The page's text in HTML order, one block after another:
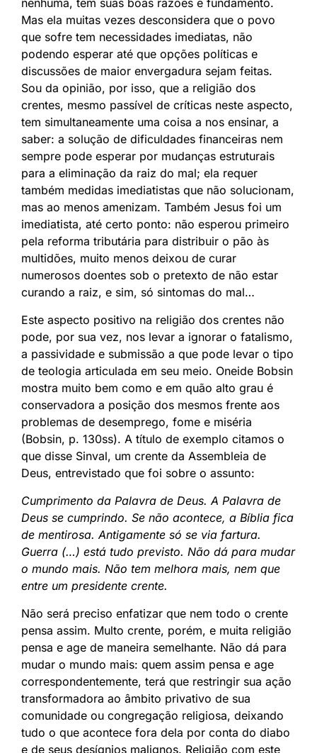
Mas ela muitas vezes desconsidera que o povo
que sofre tem necessidades imediatas, não
podendo esperar até que opções políticas e
discussões de maior envergadura sejam feitas.
Sou da opinião, por isso, que a religião dos
crentes, mesmo passível de críticas neste aspecto,
tem simultaneamente uma coisa a nos ensinar, a
saber: a solução de dificuldades financeiras nem
sempre pode esperar por mudanças estruturais
para a eliminação da raiz do mal; ela requer
também medidas imediatistas que não solucionam,
mas ao menos amenizam. Também Jesus foi um
imediatista, até certo ponto: não esperou primeiro
pela reforma tributária para distribuir o pão às
multidões, muito menos deixou de curar
numerosos doentes sob o pretexto de não estar
curando a raiz, e sim, só sintomas do mal…
Este aspecto positivo na religião dos crentes não
pode, por sua vez, nos levar a ignorar o fatalismo,
a passividade e submissão a que pode levar o tipo
de teologia articulada em seu meio. Oneide Bobsin
mostra muito bem como e em quão alto grau é
conservadora a posição dos mesmos frente aos
problemas de desemprego, fome e miséria
(Bobsin, p. 130ss). A título de exemplo citamos o
que disse Sinval, um crente da Assembleia de
Deus, entrevistado que foi sobre o assunto:
Cumprimento da Palavra de Deus. A Palavra de
Deus se cumprindo. Se não acontece, a Bíblia fica
de mentirosa. Antigamente só se via fartura.
Guerra (…) está tudo previsto. Não dá para mudar
o mundo mais. Não tem melhora mais, nem que
entre um presidente crente.
Não será preciso enfatizar que nem todo o crente
pensa assim. Multo crente, porém, e muita religião
pensa e age de maneira semelhante. Não dá para
mudar o mundo mais: quem assim pensa e age
correspondentemente, terá que restringir sua ação
transformadora ao âmbito privativo de sua
comunidade ou congregação religiosa, deixando
tudo o que acontece fora dela por conta do diabo
e de seus desígnios malignos. Religião com este